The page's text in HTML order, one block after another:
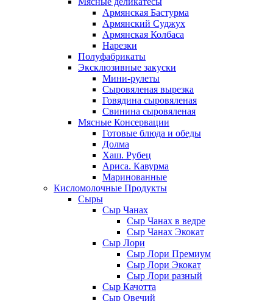
Армянская Бастурма
Армянский Суджух
Армянская Колбаса
Нарезки
Полуфабрикаты
Эксклюзивные закуски
Мини-рулеты
Сыровяленая вырезка
Говядина сыровяленая
Свинина сыровяленая
Мясные Консервации
Готовые блюда и обеды
Долма
Хаш. Рубец
Ариса. Кавурма
Маринованные
Кисломолочные Продукты
Сыры
Сыр Чанах
Сыр Чанах в ведре
Сыр Чанах Экокат
Сыр Лори
Сыр Лори Премиум
Сыр Лори Экокат
Сыр Лори разный
Сыр Качотта
Сыр Овечий